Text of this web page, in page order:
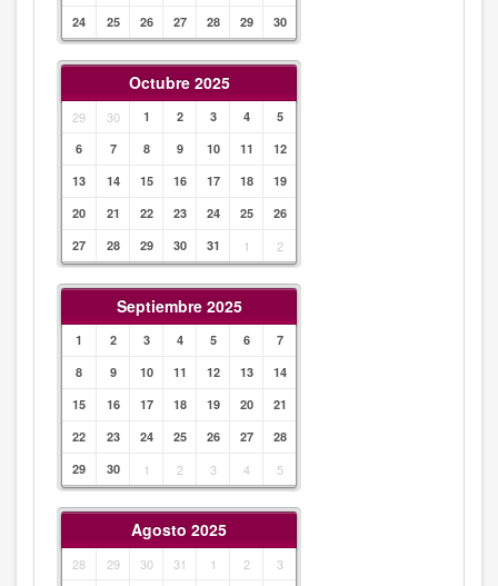
24
25 26 27 28 29 30
Octubre 2025
29 30 1 2 3 4
5
6
7 8 9 10 11
12
13
14 15 16 17 18
19
20
21 22 23 24 25
26
27
28 29 30 31 1 2
Septiembre 2025
1 2 3 4 5 6
7
8
9 10 11 12 13
14
15
16 17 18 19 20
21
22
23 24 25 26 27
28
29
30 1 2 3 4 5
Agosto 2025
28 29 30 31 1 2
3